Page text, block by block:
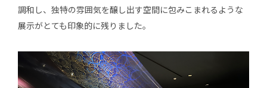
調和し、独特の雰囲気を醸し出す空間に包みこまれるような
展示がとても印象的に残りました。